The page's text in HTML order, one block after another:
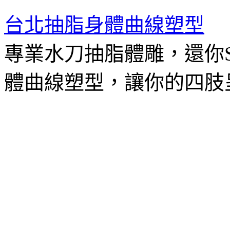
台北抽脂身體曲線塑型
專業水刀抽脂體雕，還
體曲線塑型，讓你的四